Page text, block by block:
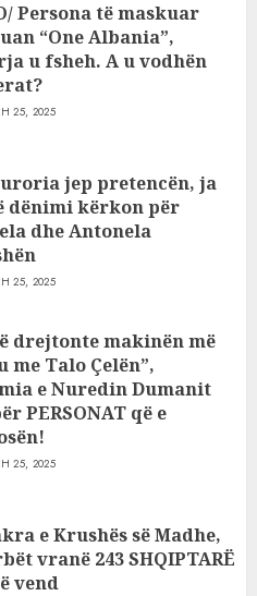
Persona të maskuar
“One Albania”,
u fsheh. A u vodhën
25, 2025
jep pretencën, ja
dënimi kërkon për
dhe Antonela
25, 2025
drejtonte makinën më
me Talo Çelën”,
e Nuredin Dumanit
PERSONAT që e
25, 2025
e Krushës së Madhe,
vranë 243 SHQIPTARË
vend